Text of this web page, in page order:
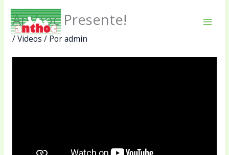
contenido
Anthoc Presente!
/Videos/ Poradmin